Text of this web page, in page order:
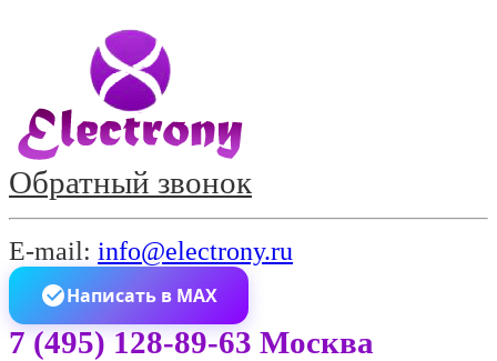
Обратный звонок
E-mail: info@electrony.ru
Написать в MAX
7 (495) 128-89-63 Москва